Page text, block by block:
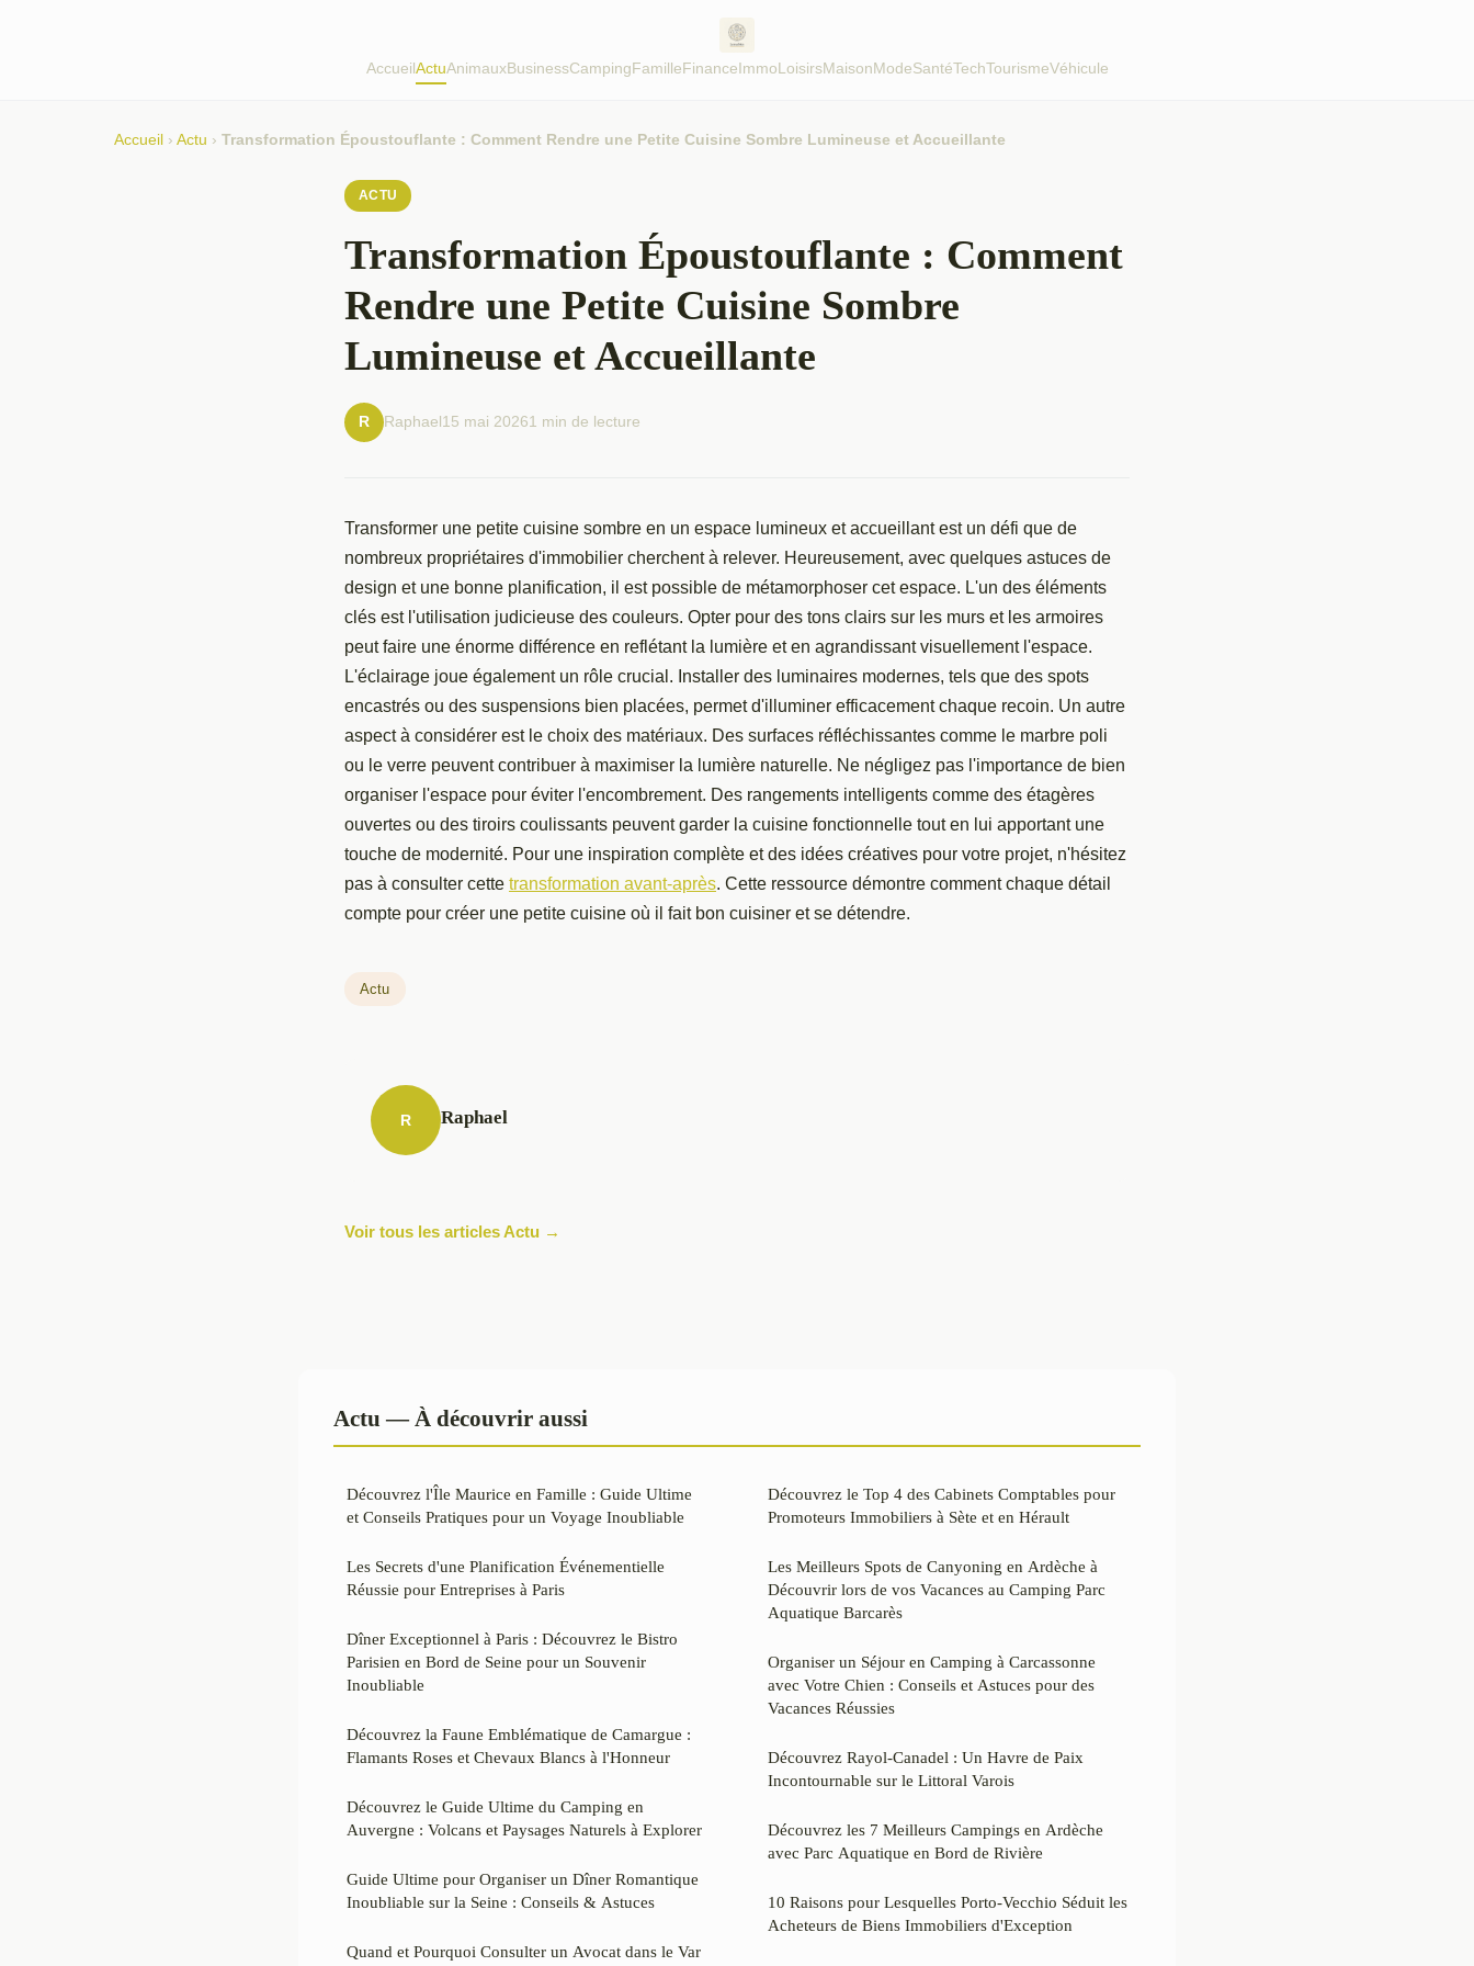
AccueilActuAnimauxBusinessCampingFamilleFinanceImmoLoisirsMaisonModeSantéTechTourismeVéhicule
Accueil › Actu › Transformation Époustouflante : Comment Rendre une Petite Cuisine Sombre Lumineuse et Accueillante
ACTU
Transformation Époustouflante : Comment
Rendre une Petite Cuisine Sombre
Lumineuse et Accueillante
R Raphael15 mai 20261 min de lecture
Transformer une petite cuisine sombre en un espace lumineux et accueillant est un défi que de
nombreux propriétaires d'immobilier cherchent à relever. Heureusement, avec quelques astuces de
design et une bonne planification, il est possible de métamorphoser cet espace. L'un des éléments
clés est l'utilisation judicieuse des couleurs. Opter pour des tons clairs sur les murs et les armoires
peut faire une énorme différence en reflétant la lumière et en agrandissant visuellement l'espace.
L'éclairage joue également un rôle crucial. Installer des luminaires modernes, tels que des spots
encastrés ou des suspensions bien placées, permet d'illuminer efficacement chaque recoin. Un autre
aspect à considérer est le choix des matériaux. Des surfaces réfléchissantes comme le marbre poli
ou le verre peuvent contribuer à maximiser la lumière naturelle. Ne négligez pas l'importance de bien
organiser l'espace pour éviter l'encombrement. Des rangements intelligents comme des étagères
ouvertes ou des tiroirs coulissants peuvent garder la cuisine fonctionnelle tout en lui apportant une
touche de modernité. Pour une inspiration complète et des idées créatives pour votre projet, n'hésitez
pas à consulter cette transformation avant-après. Cette ressource démontre comment chaque détail
compte pour créer une petite cuisine où il fait bon cuisiner et se détendre.
Actu
R Raphael
Voir tous les articles Actu →
Actu — À découvrir aussi
Découvrez l'Île Maurice en Famille : Guide Ultime
et Conseils Pratiques pour un Voyage Inoubliable
Les Secrets d'une Planification Événementielle
Réussie pour Entreprises à Paris
Dîner Exceptionnel à Paris : Découvrez le Bistro
Parisien en Bord de Seine pour un Souvenir
Inoubliable
Découvrez la Faune Emblématique de Camargue :
Flamants Roses et Chevaux Blancs à l'Honneur
Découvrez le Guide Ultime du Camping en
Auvergne : Volcans et Paysages Naturels à Explorer
Guide Ultime pour Organiser un Dîner Romantique
Inoubliable sur la Seine : Conseils & Astuces
Quand et Pourquoi Consulter un Avocat dans le Var
Découvrez le Top 4 des Cabinets Comptables pour
Promoteurs Immobiliers à Sète et en Hérault
Les Meilleurs Spots de Canyoning en Ardèche à
Découvrir lors de vos Vacances au Camping Parc
Aquatique Barcarès
Organiser un Séjour en Camping à Carcassonne
avec Votre Chien : Conseils et Astuces pour des
Vacances Réussies
Découvrez Rayol-Canadel : Un Havre de Paix
Incontournable sur le Littoral Varois
Découvrez les 7 Meilleurs Campings en Ardèche
avec Parc Aquatique en Bord de Rivière
10 Raisons pour Lesquelles Porto-Vecchio Séduit les
Acheteurs de Biens Immobiliers d'Exception